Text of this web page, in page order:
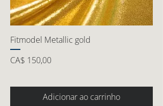
Fitmodel Metallic gold
Preço
CA$ 150,00
Adicionar ao carrinho